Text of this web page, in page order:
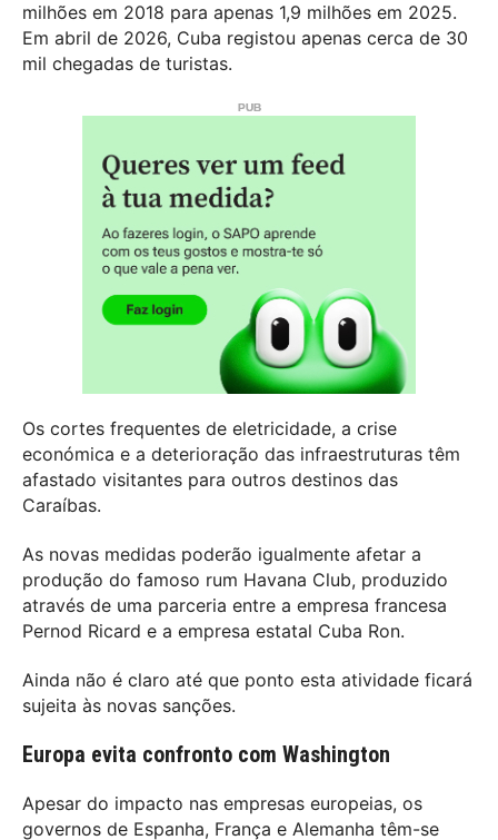
milhões em 2018 para apenas 1,9 milhões em 2025.
Em abril de 2026, Cuba registou apenas cerca de 30
mil chegadas de turistas.
Os cortes frequentes de eletricidade, a crise
económica e a deterioração das infraestruturas têm
afastado visitantes para outros destinos das
Caraíbas.
As novas medidas poderão igualmente afetar a
produção do famoso rum Havana Club, produzido
através de uma parceria entre a empresa francesa
Pernod Ricard e a empresa estatal Cuba Ron.
Ainda não é claro até que ponto esta atividade ficará
sujeita às novas sanções.
Europa evita confronto com Washington
Apesar do impacto nas empresas europeias, os
governos de Espanha, França e Alemanha têm-se